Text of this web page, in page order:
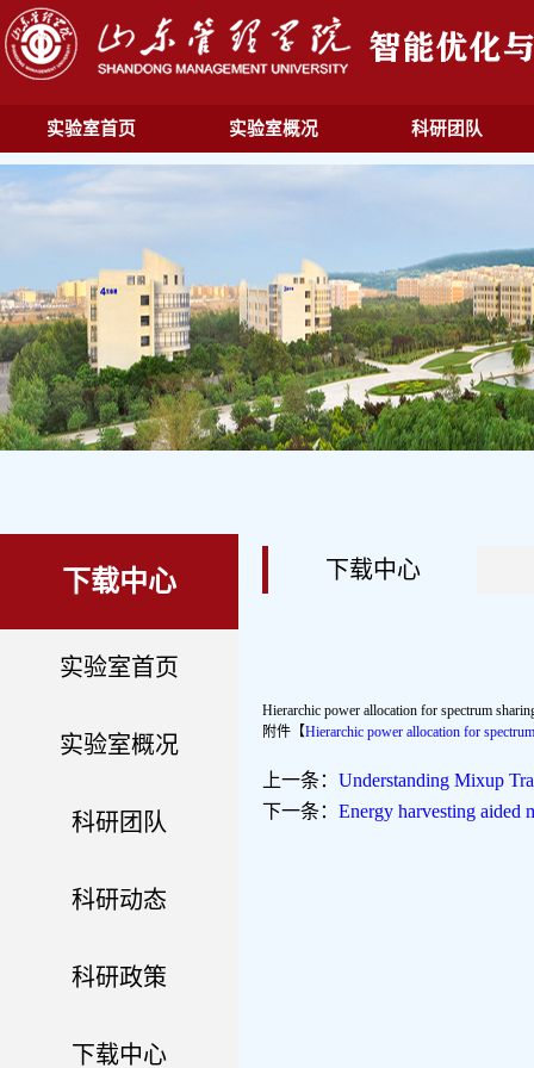
实验室首页 实验室概况 科研团队
下载中心
实验室首页
实验室概况
科研团队
科研动态
科研政策
下载中心
下载中心
Hierarchic power allocation for spectrum
附件【Hierarchic power allocation for
上一条： Understanding Mixup
下一条： Energy harvesting aided